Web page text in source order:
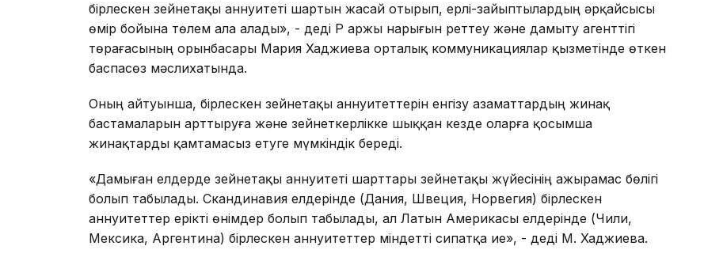
бірлескен зейнетақы аннуитеті шартын жасай отырып, ерлі-зайыптылардың әрқайсысы
өмір бойына төлем ала алады», - деді ҚР Қаржы нарығын реттеу және дамыту агенттігі
төрағасының орынбасары Мария Хаджиева орталық коммуникациялар қызметінде өткен
баспасөз мәслихатында.
Оның айтуынша, бірлескен зейнетақы аннуитеттерін енгізу азаматтардың жинақ
бастамаларын арттыруға және зейнеткерлікке шыққан кезде оларға қосымша
жинақтарды қамтамасыз етуге мүмкіндік береді.
«Дамыған елдерде зейнетақы аннуитеті шарттары зейнетақы жүйесінің ажырамас бөлігі
болып табылады. Скандинавия елдерінде (Дания, Швеция, Норвегия) бірлескен
аннуитеттер ерікті өнімдер болып табылады, ал Латын Америкасы елдерінде (Чили,
Мексика, Аргентина) бірлескен аннуитеттер міндетті сипатқа ие», - деді М. Хаджиева.